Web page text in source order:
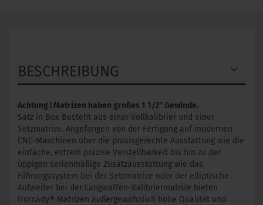
BESCHREIBUNG
Achtung ! Matrizen haben großes 1 1/2" Gewinde.
Satz in Box Besteht aus einer Vollkalibrier und einer
Setzmatrize. Angefangen von der Fertigung auf modernen
CNC-Maschinen über die praxisgerechte Ausstattung wie die
einfache, extrem präzise Verstellbarkeit bis hin zu der
üppigen serienmäßige Zusatzausstattung wie das
Führungssystem bei der Setzmatrize oder der elliptische
Aufweiter bei der Langwaffen-Kalibriermatrize bieten
Hornady® Matrizen außergewöhnlich hohe Qualität und